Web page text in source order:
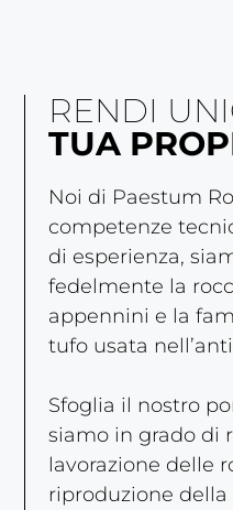
RENDI
TUA
Noi di Paestum
competenze
di esperienza,
fedelmente la
appennini e la
tufo usata
Sfoglia il nostro
siamo in grado di
lavorazione delle
riproduzione